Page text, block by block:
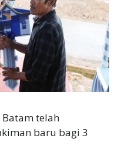
Batam telah
baru bagi 3